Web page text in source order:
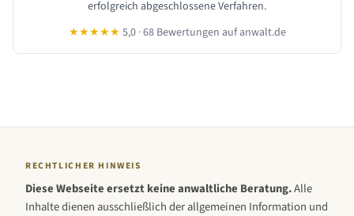
erfolgreich abgeschlossene Verfahren.
★★★★★ 5,0 · 68 Bewertungen auf anwalt.de
RECHTLICHER HINWEIS
Diese Webseite ersetzt keine anwaltliche Beratung.Alle
Inhalte dienen ausschließlich der allgemeinen Information und